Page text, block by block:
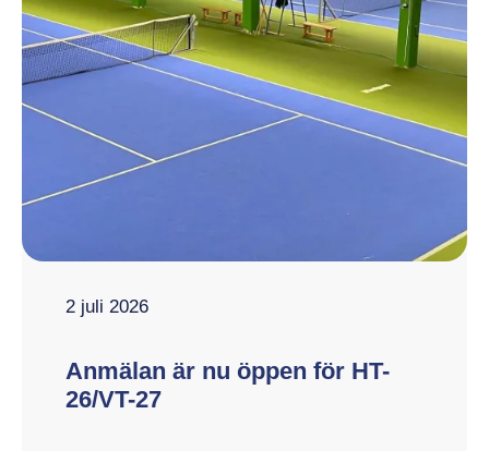
2 juli 2026
Anmälan är nu öppen för HT-
26/VT-27